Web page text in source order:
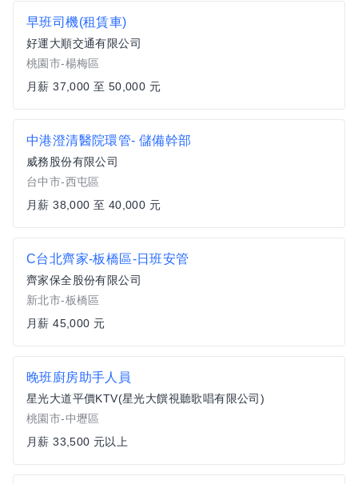
早班司機(租賃車)
好運大順交通有限公司
桃園市-楊梅區
月薪 37,000 至 50,000 元
中港澄清醫院環管- 儲備幹部
威務股份有限公司
台中市-西屯區
月薪 38,000 至 40,000 元
C台北齊家-板橋區-日班安管
齊家保全股份有限公司
新北市-板橋區
月薪 45,000 元
晚班廚房助手人員
星光大道平價KTV(星光大饌視聽歌唱有限公司)
桃園市-中壢區
月薪 33,500 元以上